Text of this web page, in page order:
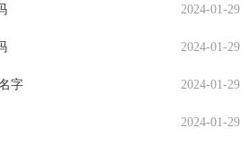
2024-01-29
2024-01-29
2024-01-29
字
2024-01-29